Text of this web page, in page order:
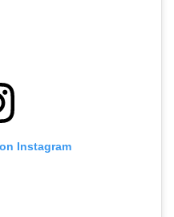
Instagram